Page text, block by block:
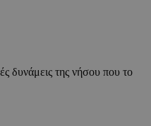
δυνάμεις της νήσου που το